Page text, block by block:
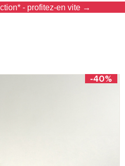
- profitez-en vite →
-40%